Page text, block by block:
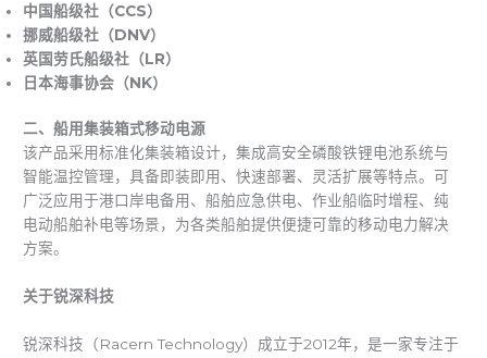
中国船级社（CCS）
挪威船级社（DNV）
英国劳氏船级社（LR）
日本海事协会（NK）
二、船用集装箱式移动电源
该产品采用标准化集装箱设计，集成高安全磷酸铁锂电池系统与
智能温控管理，具备即装即用、快速部署、灵活扩展等特点。可
广泛应用于港口岸电备用、船舶应急供电、作业船临时增程、纯
电动船舶补电等场景，为各类船舶提供便捷可靠的移动电力解决
方案。
关于锐深科技
锐深科技（Racern Technology）成立于2012年，是一家专注于